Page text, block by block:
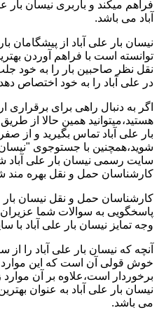
فراهم میکند و باربری نیسان بار
آباد می باشد.
نیسان بار علی آباد از پیشگامان
توانسته است با فراهم آوردن
نقل نظر صاحبین بار را به خود
در علی آباد را به خود اختصاص
اگر به دنبال راهی برای برقراری
هستید،میتوانید همین حالا از
بار علی آباد تماس بگیرید و از
شوید،همچنین با جستوجوی "نیسان
سایت رسمی نیسان بار علی آباد
کارشناسان حمل و نقل بهره مند
کارشناسان حمل و نقل نیسان بار
پاسخگویی به سوالات شما
وجه تمایز نیسان بار علی آباد با
آنچه که نیسان بار علی آباد را از
خوش قولی آن است که این موارد
برخوردار است،علاوه بر آن موارد
نیسان بار علی آباد به عنوان
می باشد.